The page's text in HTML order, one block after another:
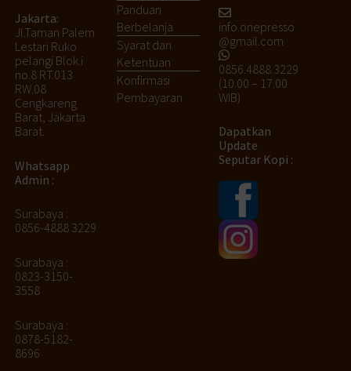
Jakarta:
Jl.Taman Palem
Lestari Ruko
pelangi Blok.i
no.8 RT.013
RW.08
Cengkareng
Barat, Jakarta
Barat.
Whatsapp
Admin :
Surabaya :
0856-4888 3229
Surabaya :
0823-3150-
3558
Surabaya :
0878-5182-
8696
Panduan
Berbelanja
Syarat dan
Ketentuan
Konfirmasi
Pembayaran
info.onepresso
@gmail.com
0856.4888.3229
(10.00 – 17.00
WIB)
Dapatkan
Update
Seputar Kopi :